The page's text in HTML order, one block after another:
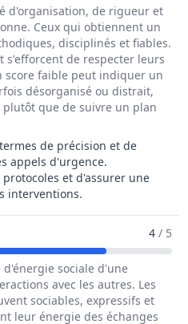
d'organisation, de rigueur et
Ceux qui obtiennent un
disciplinés et fiables.
de respecter leurs
score faible peut indiquer un
désorganisé ou distrait,
que de suivre un plan
de précision et de
appels d'urgence.
et d'assurer une
interventions.
De Assistant /4 / 5
sociale d'une
avec les autres. Les
sociables, expressifs et
leur énergie des échanges